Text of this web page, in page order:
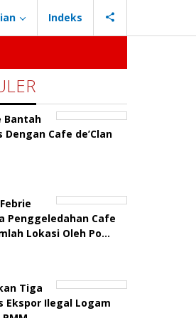
Indeks
Bantah
Cafe de’Clan
Penggeledahan Cafe
Lokasi Oleh Po…
Tiga
Ekspor Ilegal Logam